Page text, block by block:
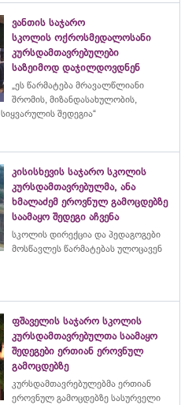
ვანთის საჯარო
სკოლის ოქროსმედალოსანი
კურსდამთავრებულები
საზეიმოდ დაჯილდოვდნენ
„ეს წარმატება მრავალწლიანი
შრომის, მიზანდასახულობის,
სიყვარულის შედეგია“
კისისხევის საჯარო სკოლის
კურსდამთავრებულმა, ანა
ხმალაძემ ეროვნულ გამოცდებზე
საამაყო შედეგი აჩვენა
სკოლის დირექცია და პედაგოგები
მოსწავლეს წარმატებას ულოცავენ
ფშაველის საჯარო სკოლის
კურსდამთავრებულთა საამაყო
შედეგები ერთიან ეროვნულ
გამოცდებზე
კურსდამთავრებულებმა ერთიან
ეროვნულ გამოცდებზე სასურველი